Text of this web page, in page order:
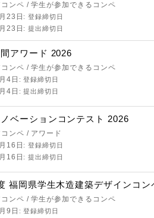
ンペ / 学生が参加できるコンペ
23日 : 登録締切日
23日 : 提出締切日
アワード 2026
ンペ / 学生が参加できるコンペ
4日 : 登録締切日
4日 : 提出締切日
ベーションコンテスト 2026
ンペ / アワード
16日 : 登録締切日
16日 : 提出締切日
福岡県学生木造建築デザインコン
ンペ / 学生が参加できるコンペ
9日 : 登録締切日